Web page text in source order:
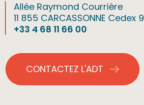
Allée Raymond Courrière
11 855 CARCASSONNE Cedex 9
+33 4 68 11 66 00
CONTACTEZ L'ADT